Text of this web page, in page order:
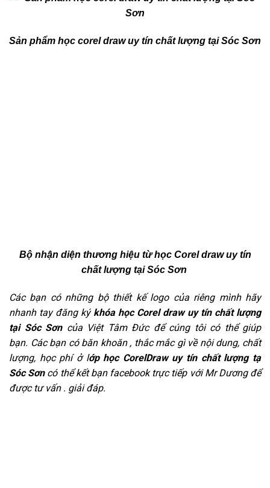
Sản phẩm học corel draw uy tín chất lượng tại Sóc Sơn
Bộ nhận diện thương hiệu từ học Corel draw uy tín
chất lượng tại Sóc Sơn
Các bạn có những bộ thiết kế logo của riêng mình hãy
nhanh tay đăng kýkhóa học Corel draw uy tín chất lượng
tại Sóc Sơncủa Việt Tâm Đức để cúng tôi có thể giúp
bạn. Các bạn có băn khoăn , thắc mắc gì về nội dung, chất
lượng, học phí ở lớp học CorelDraw uy tín chất lượng tạ
Sóc Sơn có thể kết bạn facebook trực tiếp với Mr Dương để
được tư vấn . giải đáp.